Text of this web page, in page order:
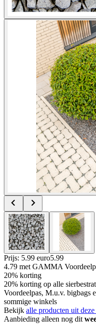
Prijs: 5.99 euro5.99
4.79 met GAMMA
20% korting
20% korting op alle
Voordeelpas, M.u.v. bigbags
sommige winkels
Bekijk alle producten uit deze
Aanbieding alleen nog dit